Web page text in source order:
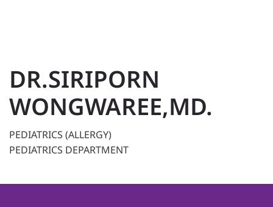
DR.SIRIPORN
WONGWAREE,MD.
PEDIATRICS (ALLERGY)
PEDIATRICS DEPARTMENT